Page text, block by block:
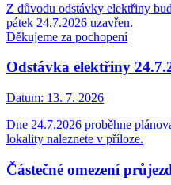
Z důvodu odstávky elektřiny
pátek 24.7.2026 uzavřen.
Děkujeme za pochopení
Odstávka elektřiny
Datum: 13. 7. 2026
Dne 24.7.2026 proběhne
lokality naleznete v příloze.
Částečné omezení